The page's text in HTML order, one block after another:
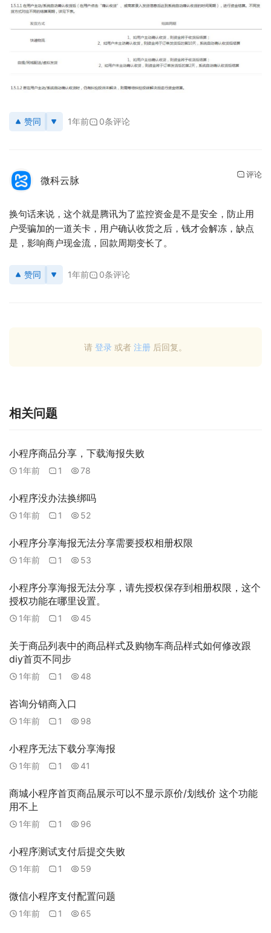
赞同 1年前 0条评论
微科云脉 评论
换句话来说，这个就是腾讯为了监控资金是不是安全，防止用
户受骗加的一道关卡，用户确认收货之后，钱才会解冻，缺点
是，影响商户现金流，回款周期变长了。
赞同 1年前 0条评论
请 登录 或者 注册 后回复。
相关问题
小程序商品分享，下载海报失败
1年前 1 78
小程序没办法换绑吗
1年前 1 52
小程序分享海报无法分享需要授权相册权限
1年前 1 53
小程序分享海报无法分享，请先授权保存到相册权限，这个
授权功能在哪里设置。
1年前 1 45
关于商品列表中的商品样式及购物车商品样式如何修改跟
diy首页不同步
1年前 1 48
咨询分销商入口
1年前 1 98
小程序无法下载分享海报
1年前 1 41
商城小程序首页商品展示可以不显示原价/划线价 这个功能
用不上
1年前 1 96
小程序测试支付后提交失败
1年前 1 59
微信小程序支付配置问题
1年前 1 65